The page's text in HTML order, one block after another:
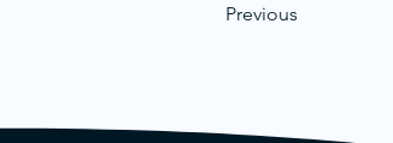
Previous